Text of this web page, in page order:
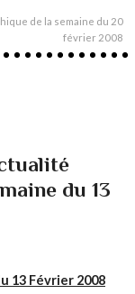
de la semaine du 20
février 2008
du 13
13 Février 2008